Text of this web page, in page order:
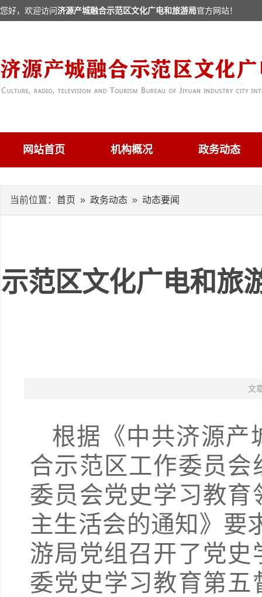
您好，欢迎访问济源产城融合示范区文化广电和旅游局官方网站！
网站首页 机构概况 政务动态
当前位置： 首页 » 政务动态 » 动态要闻
示范区文化广电和旅
文
根据《中共济源产
合示范区工作委员
委员会党史学习教
主生活会的通知》要
游局党组召开了党
委党史学习教育第